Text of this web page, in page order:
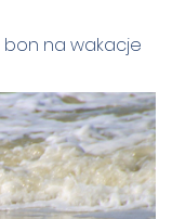
bon na wakacje